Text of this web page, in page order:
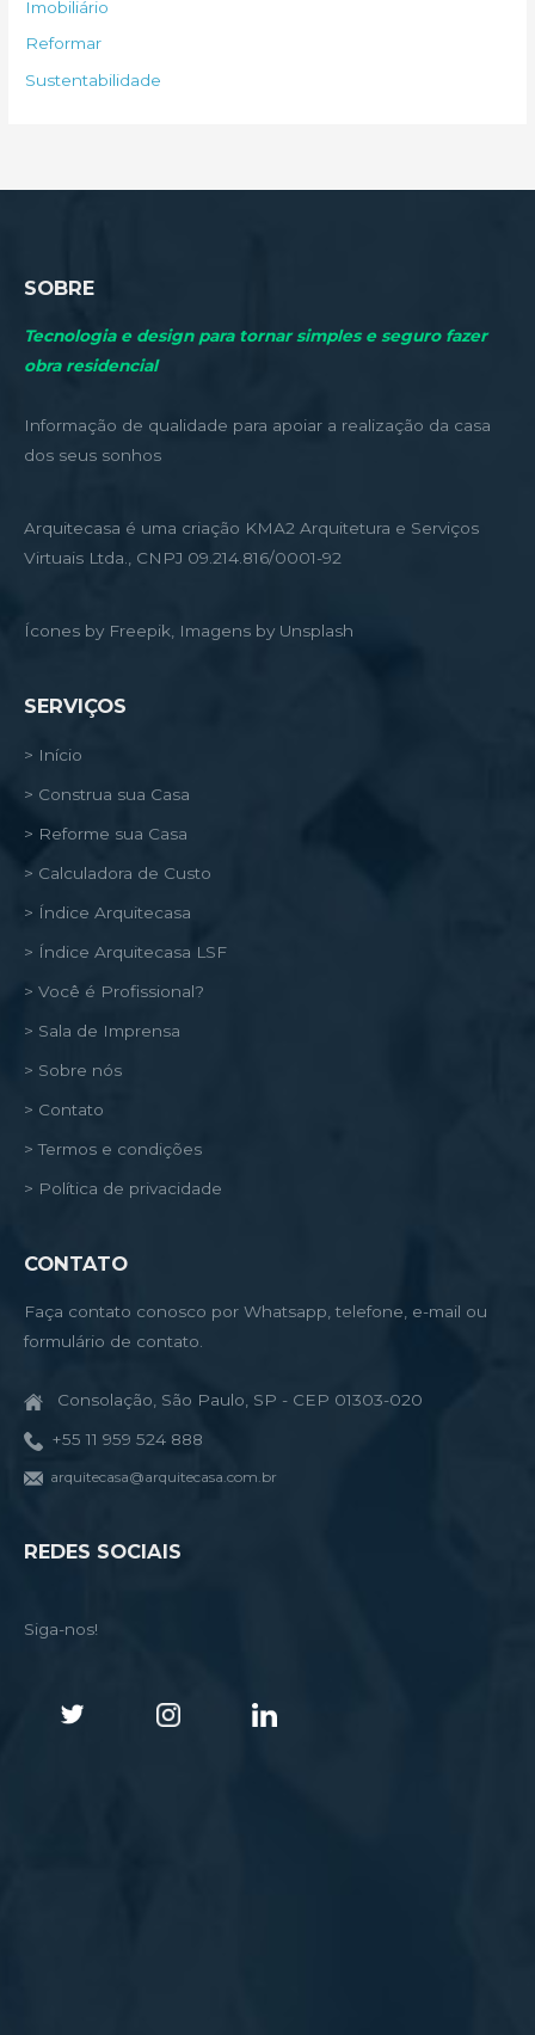
p
o
r
Imobiliário
Reformar
Sustentabilidade
SOBRE
Tecnologia e design para tornar simples e seguro fazer
obra residencial
Informação de qualidade para apoiar a realização da casa
dos seus sonhos
Arquitecasa é uma criação KMA2 Arquitetura e Serviços
Virtuais Ltda., CNPJ 09.214.816/0001-92
Ícones by Freepik, Imagens by Unsplash
SERVIÇOS
> Início
> Construa sua Casa
> Reforme sua Casa
> Calculadora de Custo
> Índice Arquitecasa
> Índice Arquitecasa LSF
> Você é Profissional?
> Sala de Imprensa
> Sobre nós
> Contato
> Termos e condições
> Política de privacidade
CONTATO
Faça contato conosco por Whatsapp, telefone, e-mail ou
formulário de contato.
Consolação, São Paulo, SP - CEP 01303-020
+55 11 959 524 888
arquitecasa@arquitecasa.com.br
REDES SOCIAIS
Siga-nos!